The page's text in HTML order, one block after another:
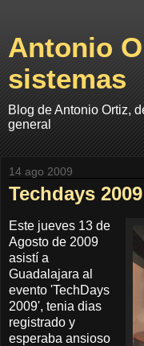
Antonio
sistemas
Blog de Antonio Ortiz,
general
14 ago 2009
Techdays 2009
Este jueves 13 de
Agosto de 2009
asistí a
Guadalajara al
evento 'TechDays
2009', tenia dias
registrado y
esperaba ansioso